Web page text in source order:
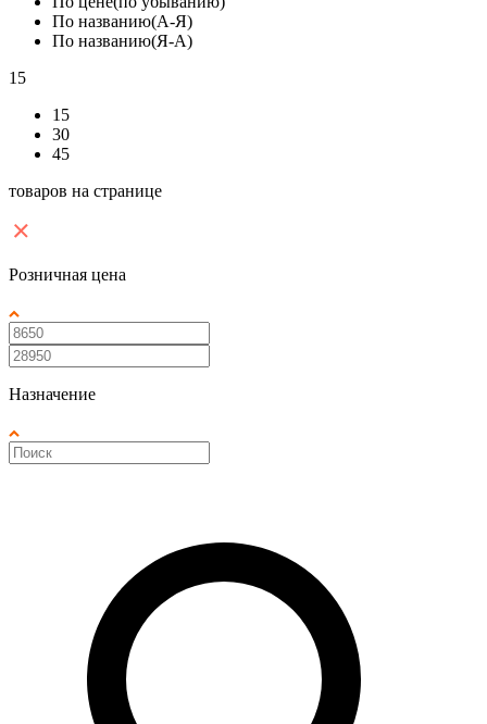
По названию(А-Я)
По названию(Я-А)
15
15
30
45
товаров на странице
Розничная цена
Назначение